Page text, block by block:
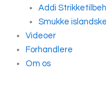
Addi
Smukke
Videoer
Forhandlere
Om os